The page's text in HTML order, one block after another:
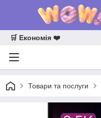
🛒 Економія ❤️
Товари та послуги